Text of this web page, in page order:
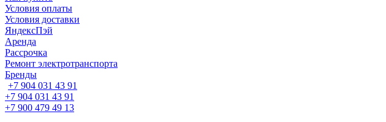
Условия оплаты
Условия доставки
ЯндексПэй
Аренда
Рассрочка
Ремонт электротранспорта
Бренды
+7 904 031 43 91
+7 904 031 43 91
+7 900 479 49 13